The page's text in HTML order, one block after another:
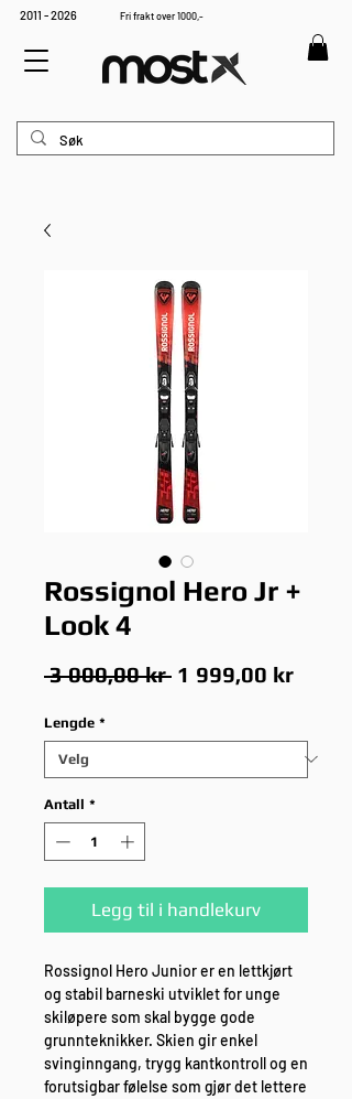
2011 - 2026 Fri frakt over 1000,-
Rossignol Hero Jr +
Look 4
3 000,00 kr Vanlig
1 999,00 kr
Lengde *
Antall *
Legg til i handlekurv
Rossignol Hero Junior er en lettkjørt
og stabil barneski utviklet for unge
skiløpere som skal bygge gode
grunnteknikker. Skien gir enkel
svinginngang, trygg kantkontroll og en
forutsigbar følelse som gjør det lettere